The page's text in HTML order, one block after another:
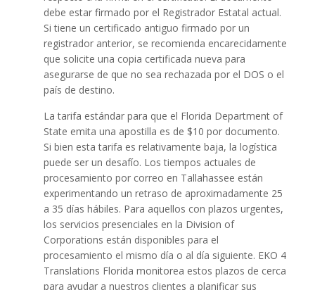
debe estar firmado por el Registrador Estatal actual.
Si tiene un certificado antiguo firmado por un
registrador anterior, se recomienda encarecidamente
que solicite una copia certificada nueva para
asegurarse de que no sea rechazada por el DOS o el
país de destino.
La tarifa estándar para que el Florida Department of
State emita una apostilla es de $10 por documento.
Si bien esta tarifa es relativamente baja, la logística
puede ser un desafío. Los tiempos actuales de
procesamiento por correo en Tallahassee están
experimentando un retraso de aproximadamente 25
a 35 días hábiles. Para aquellos con plazos urgentes,
los servicios presenciales en la Division of
Corporations están disponibles para el
procesamiento el mismo día o al día siguiente. EKO 4
Translations Florida monitorea estos plazos de cerca
para ayudar a nuestros clientes a planificar sus